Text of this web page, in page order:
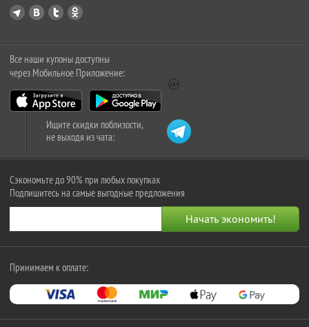
Все наши купоны доступны
через Мобильное Приложение:
Ищите скидки поблизости,
не выходя из чата:
Сэкономьте до 90% при любых покупках
Подпишитесь на самые выгодные предложения
Принимаем к оплате: